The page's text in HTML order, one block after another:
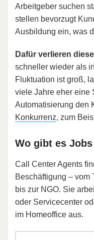
Arbeitgeber suchen
stellen bevorzugt
Ausbildung ein, was
Dafür verlieren
schneller wieder als
Fluktuation ist groß,
viele Jahre eher eine
Automatisierung den
Konkurrenz, zum
Wo gibt es
Call Center Agents
Beschäftigung – vom
bis zur NGO. Sie
oder Servicecenter
im Homeoffice aus.